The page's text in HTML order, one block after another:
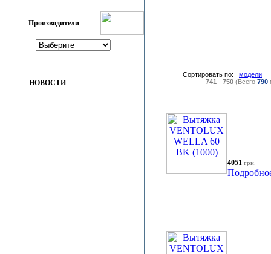
Производители
НОВОСТИ
Сортировать по: модели
741 - 750 (Всего 790
4051 грн.